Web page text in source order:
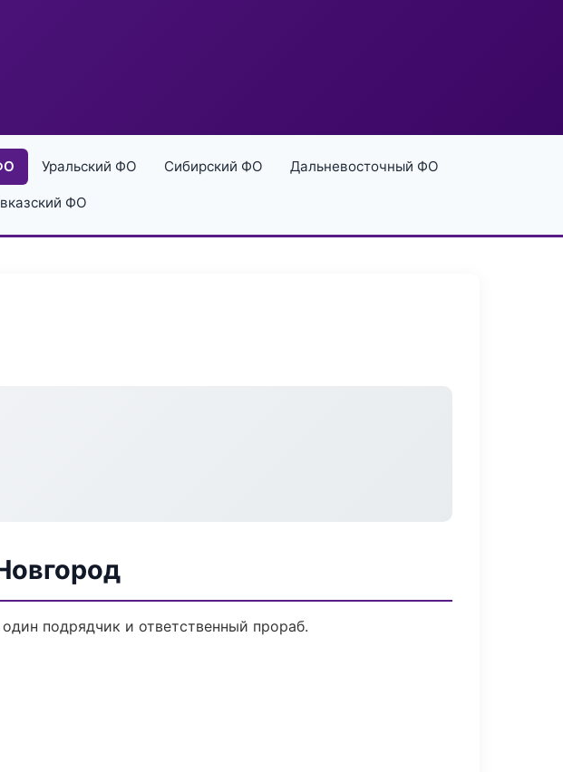
Уральский ФО Сибирский ФО Дальневосточный ФО
ФО
подрядчик и ответственный прораб.